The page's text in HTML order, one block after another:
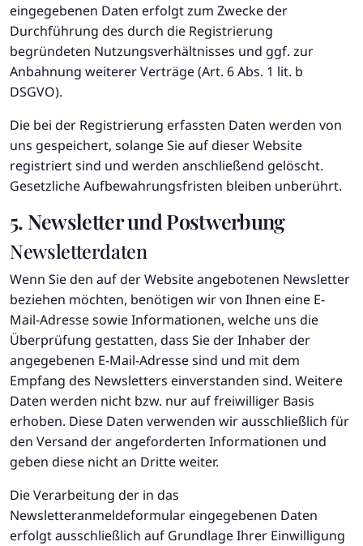
eingegebenen Daten erfolgt zum Zwecke der
Durchführung des durch die Registrierung
begründeten Nutzungsverhältnisses und ggf. zur
Anbahnung weiterer Verträge (Art. 6 Abs. 1 lit. b
DSGVO).
Die bei der Registrierung erfassten Daten werden von
uns gespeichert, solange Sie auf dieser Website
registriert sind und werden anschließend gelöscht.
Gesetzliche Aufbewahrungsfristen bleiben unberührt.
5. Newsletter und Postwerbung
Newsletter­daten
Wenn Sie den auf der Website angebotenen Newsletter
beziehen möchten, benötigen wir von Ihnen eine E-
Mail-Adresse sowie Informationen, welche uns die
Überprüfung gestatten, dass Sie der Inhaber der
angegebenen E-Mail-Adresse sind und mit dem
Empfang des Newsletters einverstanden sind. Weitere
Daten werden nicht bzw. nur auf freiwilliger Basis
erhoben. Diese Daten verwenden wir ausschließlich für
den Versand der angeforderten Informationen und
geben diese nicht an Dritte weiter.
Die Verarbeitung der in das
Newsletteranmeldeformular eingegebenen Daten
erfolgt ausschließlich auf Grundlage Ihrer Einwilligung